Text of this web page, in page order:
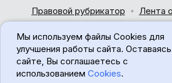
Правовой рубрикатор
Лента
© 2017-2026
18+
Мы используем файлы Cookies для
улучшения работы сайта.
сайте, Вы соглашаетесь с
использованием Cookies.